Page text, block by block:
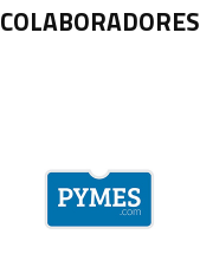
COLABORADORES